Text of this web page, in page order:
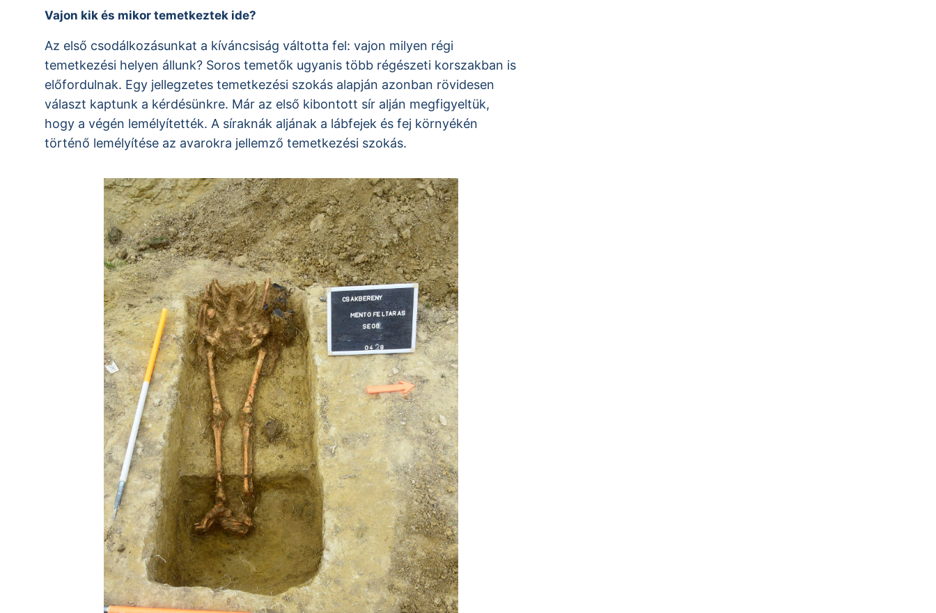
Vajon kik és mikor temetkeztek ide?
Az első csodálkozásunkat a kíváncsiság váltotta fel: vajon milyen régi
temetkezési helyen állunk? Soros temetők ugyanis több régészeti korszakban is
előfordulnak. Egy jellegzetes temetkezési szokás alapján azonban rövidesen
választ kaptunk a kérdésünkre. Már az első kibontott sír alján megfigyeltük,
hogy a végén lemélyítették. A síraknák aljának a lábfejek és fej környékén
történő lemélyítése az avarokra jellemző temetkezési szokás.